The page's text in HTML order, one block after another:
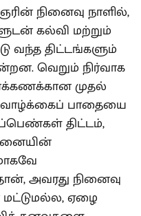
நினைவு நாளில்,
கல்வி மற்றும்
வந்த திட்டங்களும்
வெறும் நிர்வாக
முதல்
பாதையை
திட்டம்,
அவரது நினைவு
ஏழை